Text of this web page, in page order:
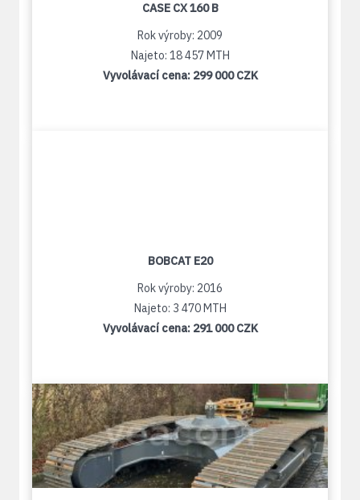
CASE CX 160 B
Rok výroby: 2009
Najeto: 18 457 MTH
Vyvolávací cena: 299 000 CZK
BOBCAT E20
Rok výroby: 2016
Najeto: 3 470 MTH
Vyvolávací cena: 291 000 CZK